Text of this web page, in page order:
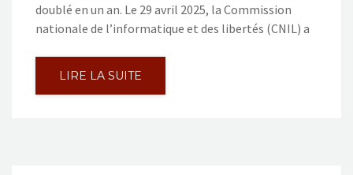
doublé en un an. Le 29 avril 2025, la Commission
nationale de l’informatique et des libertés (CNIL) a
LIRE LA SUITE